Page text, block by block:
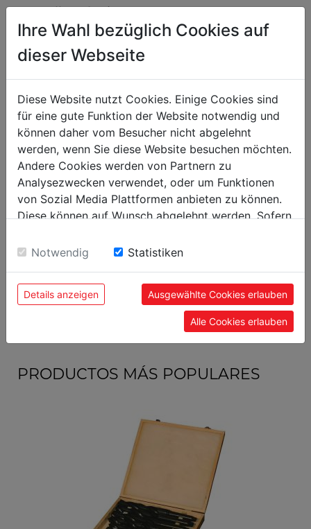
Detalles técnicos
Peso
6.40
Peso bruto kg 6.80
Embalaje
Alto embalaje mm
Ancho embalaje mm 250
Código EAN 9120039905945
PRODUCTOS MÁS POPULARES
Ihre Wahl bezüglich Cookies auf
dieser Webseite
Diese Website nutzt Cookies. Einige Cookies sind
für eine gute Funktion der Website notwendig und
können daher vom Besucher nicht abgelehnt
werden, wenn Sie diese Website besuchen möchten.
Andere Cookies werden von Partnern zu
Analysezwecken verwendet, oder um Funktionen
von Sozial Media Plattformen anbieten zu können.
Diese können auf Wunsch abgelehnt werden. Sofern
Einwilligung zu unseren Cookies.
Notwendig Statistiken
Details anzeigen Ausgewählte Cookies erlauben
Alle Cookies erlauben